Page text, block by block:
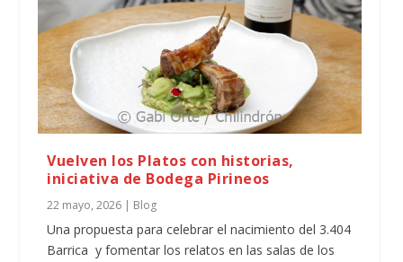
Vuelven los Platos con historias,
iniciativa de Bodega Pirineos
22 mayo, 2026 | Blog
Una propuesta para celebrar el nacimiento del 3.404
Barrica y fomentar los relatos en las salas de los